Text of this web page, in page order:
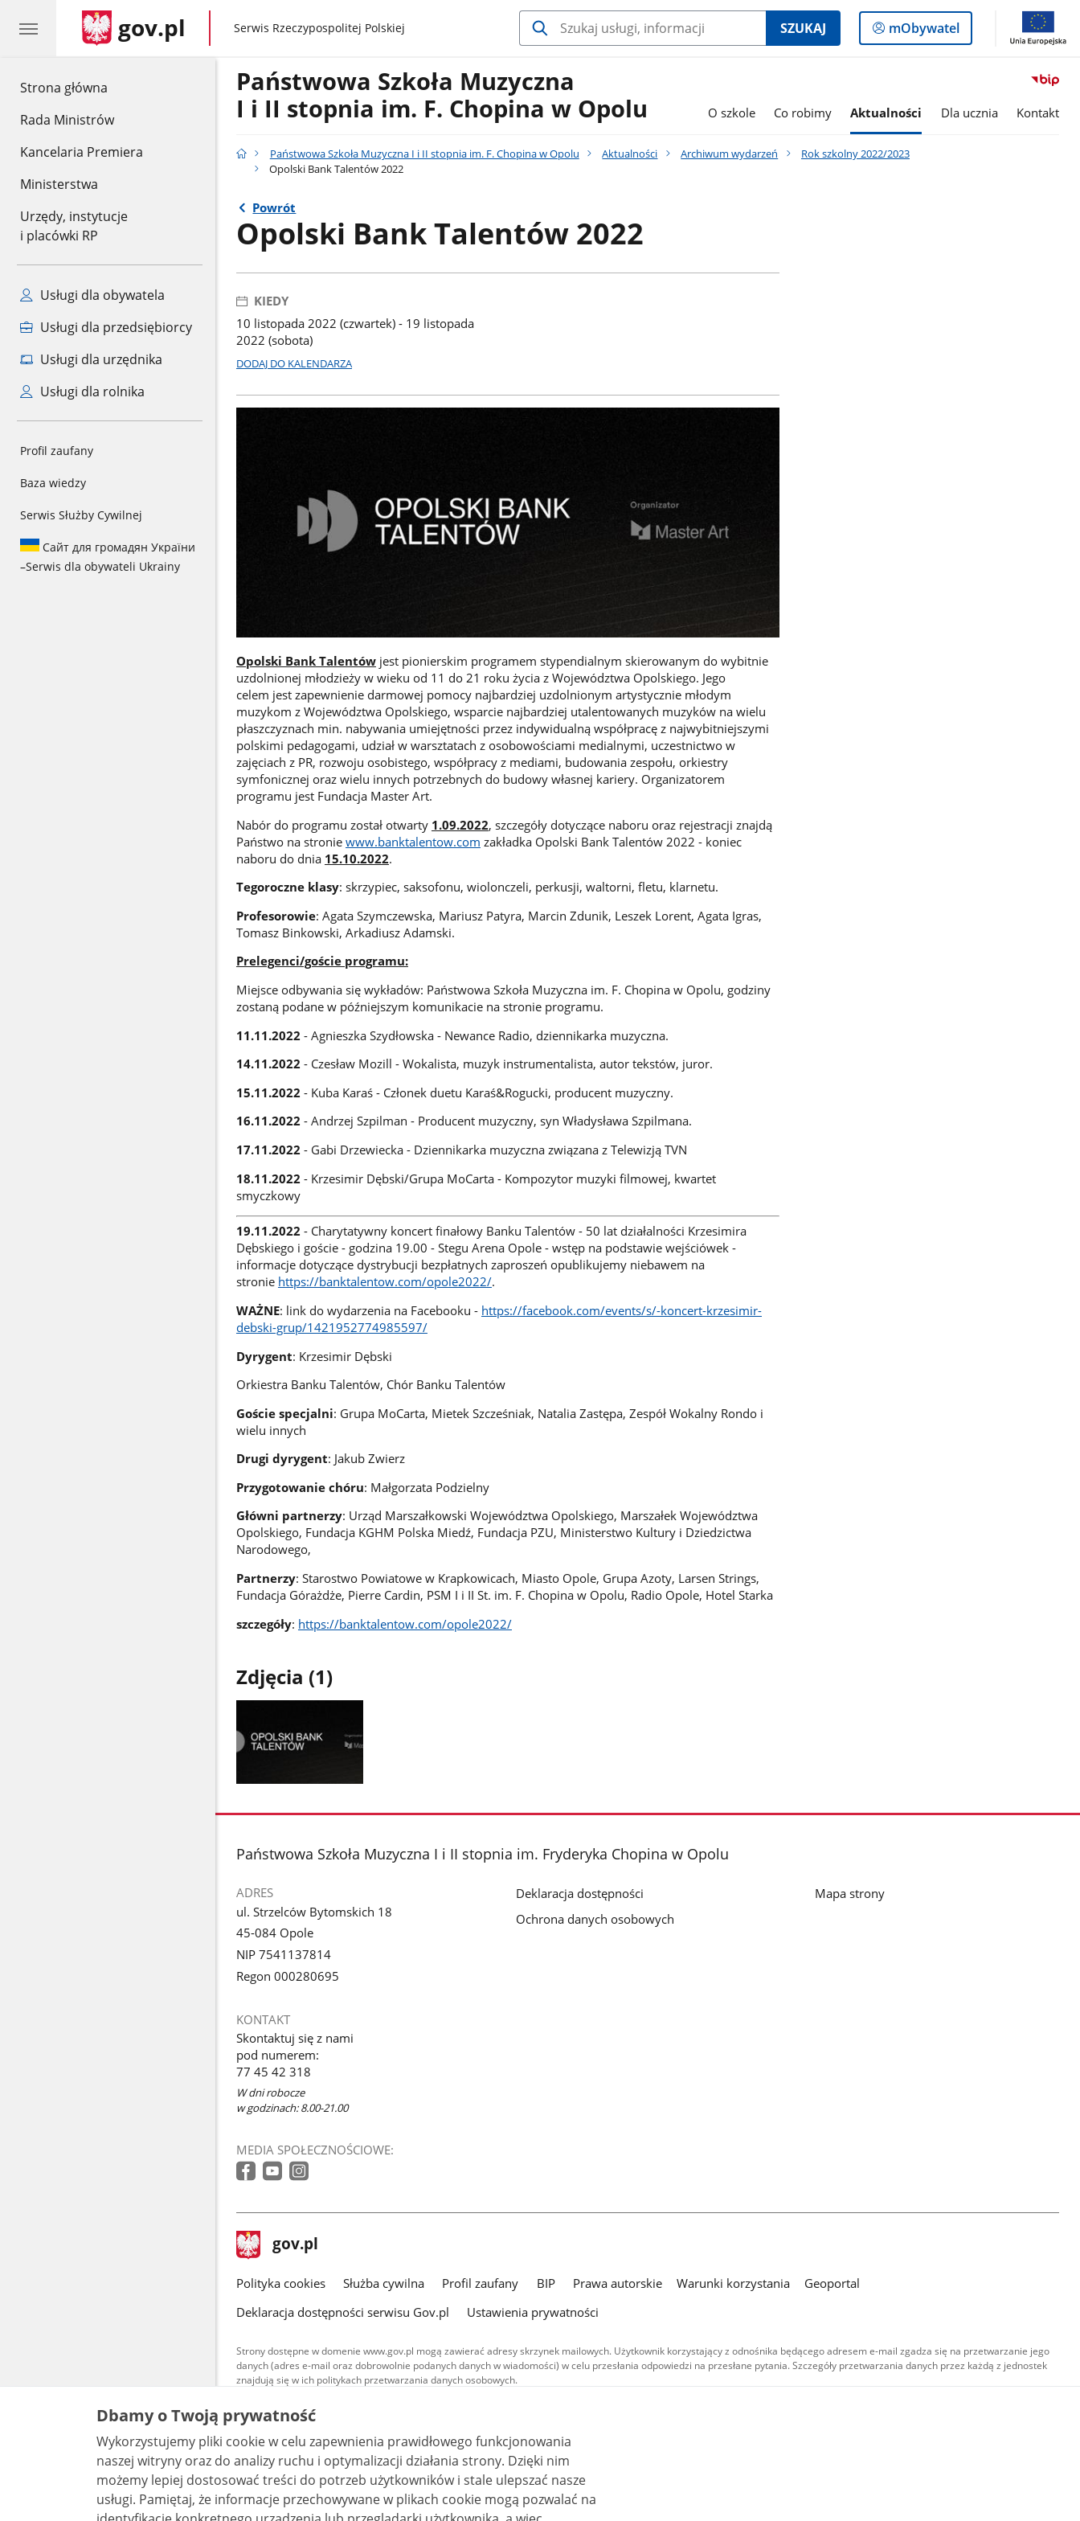
Strona główna
Rada Ministrów
Kancelaria Premiera
Ministerstwa
Urzędy, instytucje
i placówki RP
Usługi dla obywatela
Usługi dla przedsiębiorcy
Usługi dla urzędnika
Usługi dla rolnika
Profil zaufany
Baza wiedzy
Serwis Służby Cywilnej
Сайт для громадян України
–Serwis dla obywateli Ukrainy
gov.pl gov.pl
Serwis Rzeczypospolitej Polskiej SZUKAJ
Logowanie
do
mObywatel
Państwowa Szkoła Muzyczna
I i II stopnia im. F. Chopina w Opolu
O szkole Co robimy Aktualności Dla ucznia Kontakt
Państwowa Szkoła Muzyczna I i II stopnia im. F. Chopina w Opolu Aktualności Archiwum wydarzeń
Rok szkolny 2022/2023
Opolski Bank Talentów 2022
Powrót
Opolski Bank Talentów 2022
KIEDY
10 listopada 2022 (czwartek) - 19 listopada
2022 (sobota)
DODAJ DO KALENDARZA
Opolski Bank Talentów jest pionierskim programem stypendialnym skierowanym do wybitnie
uzdolnionej młodzieży w wieku od 11 do 21 roku życia z Województwa Opolskiego. Jego
celem jest zapewnienie darmowej pomocy najbardziej uzdolnionym artystycznie młodym
muzykom z Województwa Opolskiego, wsparcie najbardziej utalentowanych muzyków na wielu
płaszczyznach min. nabywania umiejętności przez indywidualną współpracę z najwybitniejszymi
polskimi pedagogami, udział w warsztatach z osobowościami medialnymi, uczestnictwo w
zajęciach z PR, rozwoju osobistego, współpracy z mediami, budowania zespołu, orkiestry
symfonicznej oraz wielu innych potrzebnych do budowy własnej kariery. Organizatorem
programu jest Fundacja Master Art.
Nabór do programu został otwarty 1.09.2022, szczegóły dotyczące naboru oraz rejestracji znajdą
Państwo na stronie www.banktalentow.com zakładka Opolski Bank Talentów 2022 - koniec
naboru do dnia 15.10.2022.
Tegoroczne klasy: skrzypiec, saksofonu, wiolonczeli, perkusji, waltorni, fletu, klarnetu.
Profesorowie: Agata Szymczewska, Mariusz Patyra, Marcin Zdunik, Leszek Lorent, Agata Igras,
Tomasz Binkowski, Arkadiusz Adamski.
Prelegenci/goście programu:
Miejsce odbywania się wykładów: Państwowa Szkoła Muzyczna im. F. Chopina w Opolu, godziny
zostaną podane w późniejszym komunikacie na stronie programu.
11.11.2022 - Agnieszka Szydłowska - Newance Radio, dziennikarka muzyczna.
14.11.2022 - Czesław Mozill - Wokalista, muzyk instrumentalista, autor tekstów, juror.
15.11.2022 - Kuba Karaś - Członek duetu Karaś&Rogucki, producent muzyczny.
16.11.2022 - Andrzej Szpilman - Producent muzyczny, syn Władysława Szpilmana.
17.11.2022 - Gabi Drzewiecka - Dziennikarka muzyczna związana z Telewizją TVN
18.11.2022 - Krzesimir Dębski/Grupa MoCarta - Kompozytor muzyki filmowej, kwartet
smyczkowy
19.11.2022 - Charytatywny koncert finałowy Banku Talentów - 50 lat działalności Krzesimira
Dębskiego i goście - godzina 19.00 - Stegu Arena Opole - wstęp na podstawie wejściówek -
informacje dotyczące dystrybucji bezpłatnych zaproszeń opublikujemy niebawem na
stronie https://banktalentow.com/opole2022/.
WAŻNE: link do wydarzenia na Facebooku - https://facebook.com/events/s/-koncert-krzesimir-
debski-grup/1421952774985597/
Dyrygent: Krzesimir Dębski
Orkiestra Banku Talentów, Chór Banku Talentów
Goście specjalni: Grupa MoCarta, Mietek Szcześniak, Natalia Zastępa, Zespół Wokalny Rondo i
wielu innych
Drugi dyrygent: Jakub Zwierz
Przygotowanie chóru: Małgorzata Podzielny
Główni partnerzy: Urząd Marszałkowski Województwa Opolskiego, Marszałek Województwa
Opolskiego, Fundacja KGHM Polska Miedź, Fundacja PZU, Ministerstwo Kultury i Dziedzictwa
Narodowego,
Partnerzy: Starostwo Powiatowe w Krapkowicach, Miasto Opole, Grupa Azoty, Larsen Strings,
Fundacja Górażdże, Pierre Cardin, PSM I i II St. im. F. Chopina w Opolu, Radio Opole, Hotel Starka
szczegóły: https://banktalentow.com/opole2022/
Zdjęcia (1)
galerii.
stopka
Państwowa Szkoła Muzyczna I i II stopnia im. Fryderyka Chopina w Opolu
ADRES
ul. Strzelców Bytomskich 18
45-084 Opole
NIP 7541137814
Regon 000280695
KONTAKT
Skontaktuj się z nami
pod numerem:
77 45 42 318
W dni robocze
w godzinach: 8.00-21.00
MEDIA SPOŁECZNOŚCIOWE:
Deklaracja dostępności
Ochrona danych osobowych
Mapa strony
stopka
gov.pl Strona
gov.pl
gov.pl
Polityka cookies Służba cywilna Profil zaufany BIP Prawa autorskie Warunki korzystania
Geoportal
Deklaracja dostępności serwisu Gov.pl
Ustawienia prywatności
Strony dostępne w domenie www.gov.pl mogą zawierać adresy skrzynek mailowych. Użytkownik korzystający z odnośnika będącego adresem e-mail zgadza się na przetwarzanie jego
danych (adres e-mail oraz dobrowolnie podanych danych w wiadomości) w celu przesłania odpowiedzi na przesłane pytania. Szczegóły przetwarzania danych przez każdą z jednostek
znajdują się w ich politykach przetwarzania danych osobowych.
Treści tekstowe publikowane w serwisie (z wyłączeniem treści audiowizualnych), są
udostępniane na licencji typu Creative Commons: uznanie autorstwa - na tych samych
warunkach 4.0 (CC BY-SA 4.0). Materiały audiowizualne, w tym zdjęcia, materiały audio i wideo,
są udostępniane na licencji typu Creative Commons: uznanie autorstwa użycie niekomercyjne -
bez utworów zależnych 4.0 (CC BY-NC-ND 4.0), o ile nie jest to stwierdzone inaczej.
Dbamy o Twoją prywatność
Wykorzystujemy pliki cookie w celu zapewnienia prawidłowego funkcjonowania
naszej witryny oraz do analizy ruchu i optymalizacji działania strony. Dzięki nim
możemy lepiej dostosować treści do potrzeb użytkowników i stale ulepszać nasze
usługi. Pamiętaj, że informacje przechowywane w plikach cookie mogą pozwalać na